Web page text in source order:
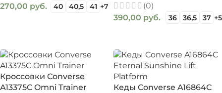
270,00 руб. 40 40,5 41 +7
(0)
390,00 руб. 36 36,5 37 +5
Кроссовки Converse
A13375C Omni Trainer
Кеды Converse A16864C